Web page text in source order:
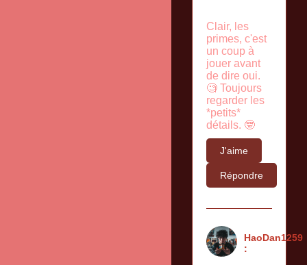
Clair, les
primes, c'est
un coup à
jouer avant
de dire oui.
🧐 Toujours
regarder les
*petits*
détails. 🤓
J'aime
Répondre
HaoDan1259
: